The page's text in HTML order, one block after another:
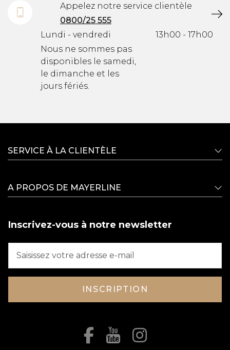
Appelez notre service clientèle
0800/25 555
Lundi - vendredi
Nous ne sommes pas
disponibles le samedi,
le dimanche et les
jours fériés.
13h00 - 17h00
SERVICE À LA CLIENTÈLE
A PROPOS DE MAYERLINE
Inscrivez-vous à notre newsletter
INSCRIPTION